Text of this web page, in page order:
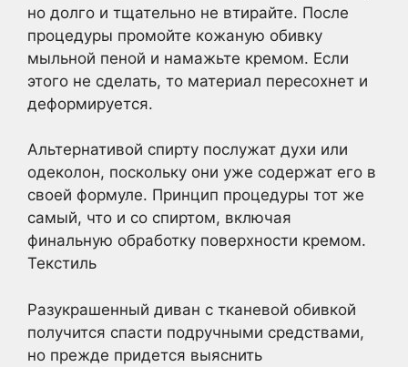
но долго и тщательно не втирайте. После
процедуры промойте кожаную обивку
мыльной пеной и намажьте кремом. Если
этого не сделать, то материал пересохнет и
деформируется.
Альтернативой спирту послужат духи или
одеколон, поскольку они уже содержат его в
своей формуле. Принцип процедуры тот же
самый, что и со спиртом, включая
финальную обработку поверхности кремом.
Текстиль
Разукрашенный диван с тканевой обивкой
получится спасти подручными средствами,
но прежде придется выяснить